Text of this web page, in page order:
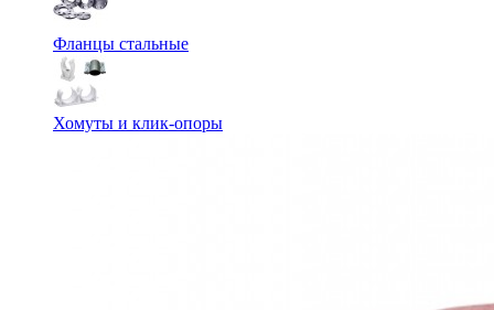
Фланцы стальные
Хомуты и клик-опоры